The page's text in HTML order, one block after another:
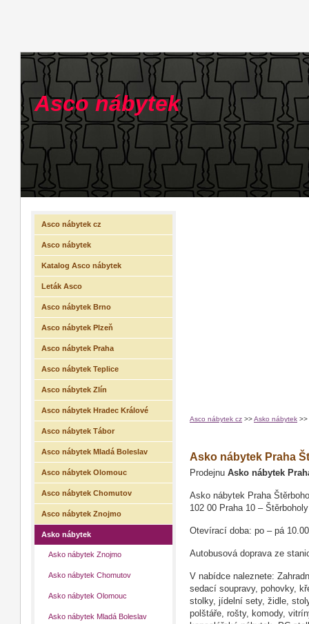
Asco nábytek
Asco nábytek cz >>Asko nábytek >>
Asko nábytek Praha
Prodejnu Asko nábytek
Asko nábytek Praha
102 00 Praha 10 – Štěrboholy
Otevírací doba: po – pá
Autobusová doprava ze
V nabídce naleznete:
sedací soupravy, pohovky,
stolky, jídelní sety, židle,
polštáře, rošty, komody,
Asco nábytek cz
Asco nábytek
Katalog Asco nábytek
Leták Asco
Asco nábytek Brno
Asco nábytek Plzeň
Asco nábytek Praha
Asco nábytek Teplice
Asco nábytek Zlín
Asco nábytek Hradec Králové
Asco nábytek Tábor
Asco nábytek Mladá Boleslav
Asco nábytek Olomouc
Asco nábytek Chomutov
Asco nábytek Znojmo
Asko nábytek
Asko nábytek Znojmo
Asko nábytek Chomutov
Asko nábytek Olomouc
Asko nábytek Mladá Boleslav